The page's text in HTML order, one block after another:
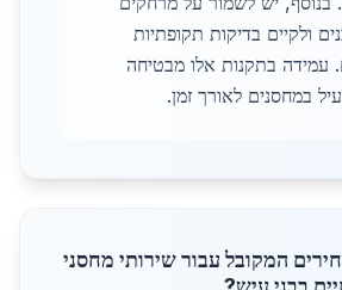
ולקיים בדיקות תקופתיות
עמידה בתקנות אלו מבטיחה
במחסנים לאורך זמן.
המקובל עבור שירותי מחסני